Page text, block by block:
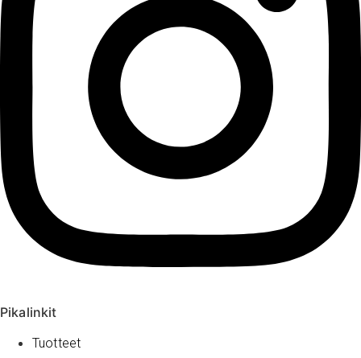
Pikalinkit
Tuotteet